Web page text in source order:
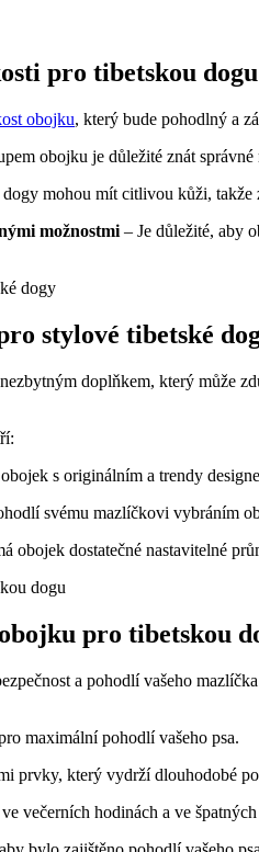
pro tibetskou dogu
obojku, který bude pohodlný a
obojku je důležité znát
mohou mít citlivou kůži,
možnostmi – Je důležité, aby
stylové tibetské
doplňkem, který může
s originálním a trendy
svému mazlíčkovi vybráním
obojek dostatečné nastavitelné
pro tibetskou
a pohodlí vašeho
maximální pohodlí vašeho psa.
prvky, který vydrží dlouhodobé
večerních hodinách a ve